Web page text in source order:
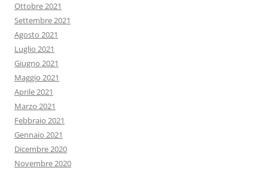
Ottobre 2021
Settembre 2021
Agosto 2021
Luglio 2021
Giugno 2021
Maggio 2021
Aprile 2021
Marzo 2021
Febbraio 2021
Gennaio 2021
Dicembre 2020
Novembre 2020